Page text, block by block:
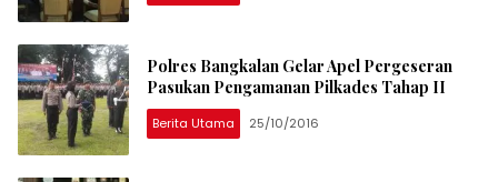
Polres Bangkalan Gelar Apel Pergeseran
Pasukan Pengamanan Pilkades Tahap II
Berita Utama 25/10/2016